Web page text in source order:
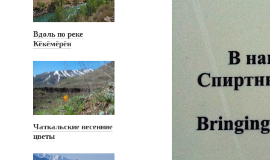
Вдоль по реке
Кёкёмёрён
Чаткальские весенние
цветы